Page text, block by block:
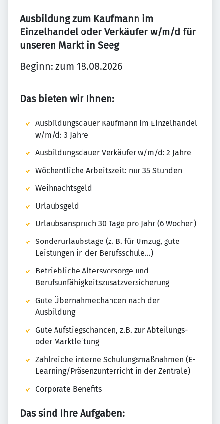
Ausbildung zum Kaufmann im
Einzelhandel oder Verkäufer w/m/d für
unseren Markt in Seeg
Beginn: zum 18.08.2026
Das bieten wir Ihnen:
Ausbildungsdauer Kaufmann im Einzelhandel
w/m/d: 3 Jahre
Ausbildungsdauer Verkäufer w/m/d: 2 Jahre
Wöchentliche Arbeitszeit: nur 35 Stunden
Weihnachtsgeld
Urlaubsgeld
Urlaubsanspruch 30 Tage pro Jahr (6 Wochen)
Sonderurlaubstage (z. B. für Umzug, gute
Leistungen in der Berufsschule...)
Betriebliche Altersvorsorge und
Berufsunfähigkeitszusatzversicherung
Gute Übernahmechancen nach der
Ausbildung
Gute Aufstiegschancen, z.B. zur Abteilungs-
oder Marktleitung
Zahlreiche interne Schulungsmaßnahmen (E-
Learning/Präsenzunterricht in der Zentrale)
Corporate Benefits
Das sind Ihre Aufgaben: